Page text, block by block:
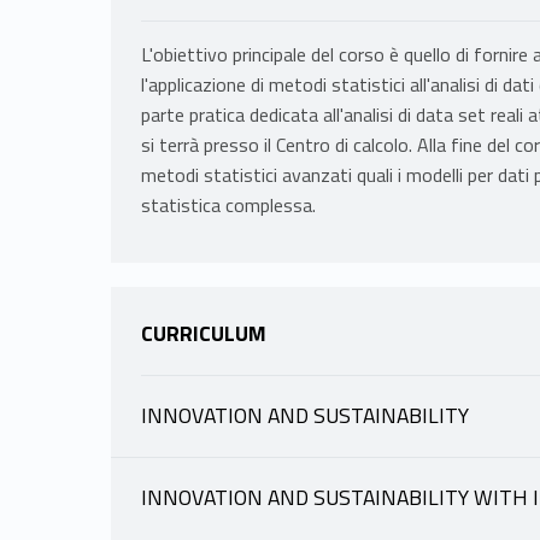
L'obiettivo principale del corso è quello di
l'applicazione di metodi statistici all'analisi di
parte pratica dedicata all'analisi di data set
si terrà presso il Centro di calcolo. Alla fine del
metodi statistici avanzati quali i modelli per dati
statistica complessa.
CURRICULUM
INNOVATION AND SUSTAINABILITY
INNOVATION AND SUSTAINABILITY WITH